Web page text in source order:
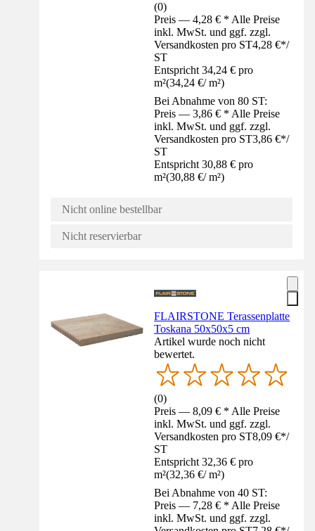
(0)
Preis — 4,28 € * Alle Preise
inkl. MwSt. und ggf. zzgl.
Versandkosten pro ST4,28 €*/
ST
Entspricht 34,24 € pro
m²(34,24 €/ m²)
Bei Abnahme von 80 ST:
Preis — 3,86 € * Alle Preise
inkl. MwSt. und ggf. zzgl.
Versandkosten pro ST3,86 €*/
ST
Entspricht 30,88 € pro
m²(30,88 €/ m²)
Nicht online bestellbar
Nicht reservierbar
FLAIRSTONE Terassenplatte
Toskana 50x50x5 cm
Artikel wurde noch nicht
bewertet.
(0)
Preis — 8,09 € * Alle Preise
inkl. MwSt. und ggf. zzgl.
Versandkosten pro ST8,09 €*/
ST
Entspricht 32,36 € pro
m²(32,36 €/ m²)
Bei Abnahme von 40 ST:
Preis — 7,28 € * Alle Preise
inkl. MwSt. und ggf. zzgl.